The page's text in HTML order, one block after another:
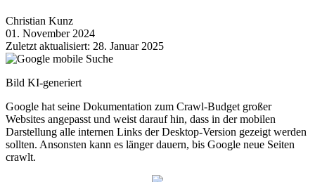
Christian Kunz
01. November 2024
Zuletzt aktualisiert: 28. Januar 2025
Bild KI-generiert
Google hat seine Dokumentation zum Crawl-Budget großer
Websites angepasst und weist darauf hin, dass in der mobilen
Darstellung alle internen Links der Desktop-Version gezeigt werden
sollten. Ansonsten kann es länger dauern, bis Google neue Seiten
crawlt.